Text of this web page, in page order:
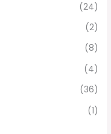
(24)
(2)
(8)
(4)
(36)
(1)